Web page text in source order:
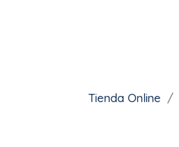
Tienda Online